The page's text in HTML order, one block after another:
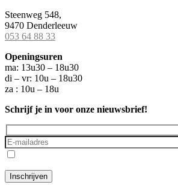
Steenweg 548,
9470 Denderleeuw
053 64 88 33
Openingsuren
ma: 13u30 – 18u30
di – vr: 10u – 18u30
za : 10u – 18u
Schrijf je in voor onze nieuwsbrief!